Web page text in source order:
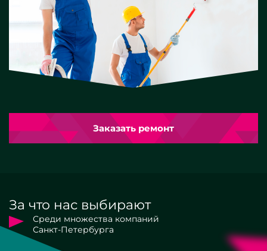
Заказать ремонт
За что нас выбирают
Среди множества компаний
Санкт-Петербурга